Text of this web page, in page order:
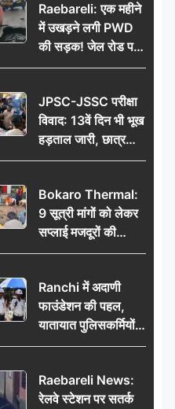
Raebareli: एक महीने
में उखड़ने लगी PWD
की सड़क! जेल रोड पर
गड्ढे ने खोली निर्माण
की उठी मांग
JPSC-JSSC परीक्षा
विवाद: 13वें दिन भी भूख
हड़ताल जारी, छात्र
बोले- जांच नहीं तो
Bokaro Thermal:
9 सूत्री मांगों को लेकर
सप्लाई मजदूरों की
हुंकार, 12 अगस्त के
Ranchi में अदाणी
फाउंडेशन की पहल,
यातायात पुलिसकर्मियों
को वितरित किए गए छाते
Raebareli News:
रेलवे स्टेशन पर सतर्क